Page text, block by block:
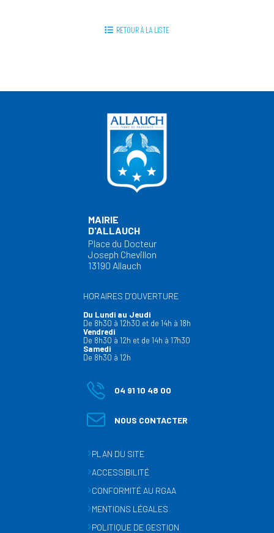
RETOUR À LA LISTE
MAIRIE
D'ALLAUCH
Place du Docteur
Joseph Chevillon
13190 Allauch
HORAIRES D’OUVERTURE
Du Lundi au Jeudi
De 8h30 à 12h30 et de 14h à 18h
Vendredi
De 8h30 à 12h et de 14h à 17h30
Samedi
De 8h30 à 12h
04 91 10 48 00
NOUS CONTACTER
PLAN DU SITE
ACCESSIBILITÉ
CONFORMITÉ AU RGAA
MENTIONS LÉGALES
POLITIQUE DE GESTION